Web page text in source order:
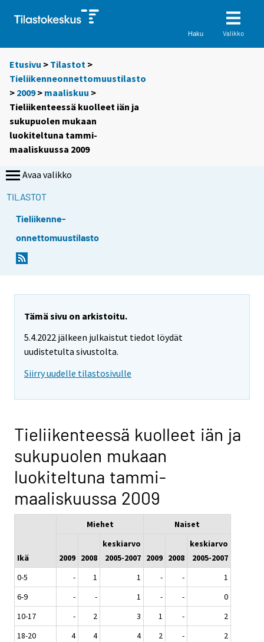
Haku Valikko
Etusivu > Tilastot >
Tieliikenneonnettomuustilasto
> 2009> maaliskuu >
Tieliikenteessä kuolleet iän ja
sukupuolen mukaan
luokiteltuna tammi-
maaliskuussa 2009
Avaa valikko
TILASTOT
Tieliikenne-
onnettomuustilasto
Tämä sivu on arkistoitu.
5.4.2022 jälkeen julkaistut tiedot löydät
uudistetulta sivustolta.
Siirry uudelle tilastosivulle
Tieliikenteessä kuolleet iän ja
sukupuolen mukaan
luokiteltuna tammi-
maaliskuussa 2009
Ikä
Miehet Naiset
2009 2008
keskiarvo
2005-2007 2009 2008
keskiarvo
2005-2007
0-5
- 1 1 - -
1
6-9
- - 1 - -
0
10-17
- 2 3 1 -
2
18-20
4 4 4 2 -
2